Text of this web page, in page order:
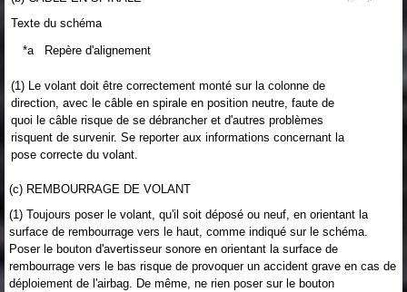
Texte du schéma
*a
Repère d'alignement
(1) Le volant doit être correctement monté sur la colonne de
direction, avec le câble en spirale en position neutre, faute de
quoi le câble risque de se débrancher et d'autres problèmes
risquent de survenir. Se reporter aux informations concernant la
pose correcte du volant.
(c) REMBOURRAGE DE VOLANT
(1) Toujours poser le volant, qu'il soit déposé ou neuf, en orientant la
surface de rembourrage vers le haut, comme indiqué sur le schéma.
Poser le bouton d'avertisseur sonore en orientant la surface de
rembourrage vers le bas risque de provoquer un accident grave en cas de
déploiement de l'airbag. De même, ne rien poser sur le bouton